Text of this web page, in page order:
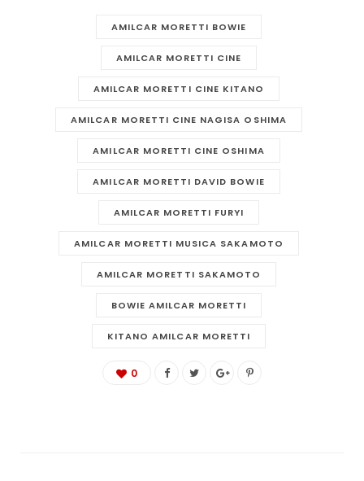
AMILCAR MORETTI BOWIE
AMILCAR MORETTI CINE
AMILCAR MORETTI CINE KITANO
AMILCAR MORETTI CINE NAGISA OSHIMA
AMILCAR MORETTI CINE OSHIMA
AMILCAR MORETTI DAVID BOWIE
AMILCAR MORETTI FURYI
AMILCAR MORETTI MUSICA SAKAMOTO
AMILCAR MORETTI SAKAMOTO
BOWIE AMILCAR MORETTI
KITANO AMILCAR MORETTI
0